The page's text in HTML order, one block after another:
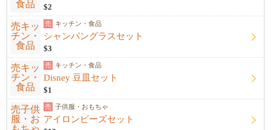
$2
売 キッチン・食品
シャンパングラスセット
$3
売 キッチン・食品
Disney 豆皿セット
$1
売 子供服・おもちゃ
アイロンビーズセット